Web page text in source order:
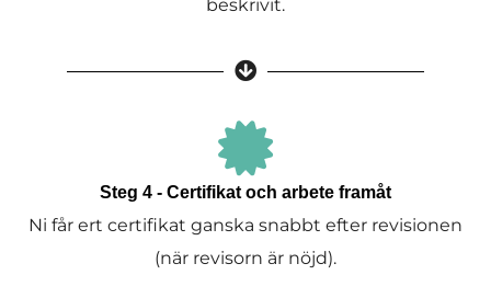
beskrivit.
Steg 4 - Certifikat och arbete framåt
Ni får ert certifikat ganska snabbt efter revisionen
(när revisorn är nöjd).